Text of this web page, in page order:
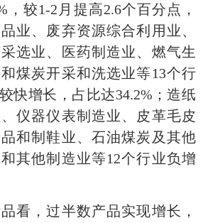
，较1-2月提高2.6个百分点，
业、废弃资源综合利用业、
选业、医药制造业、燃气生
煤炭开采和洗选业等13个行
快增长，占比达34.2%；造纸
仪器仪表制造业、皮革毛皮
和制鞋业、石油煤炭及其他
其他制造业等12个行业负增
，过半数产品实现增长，